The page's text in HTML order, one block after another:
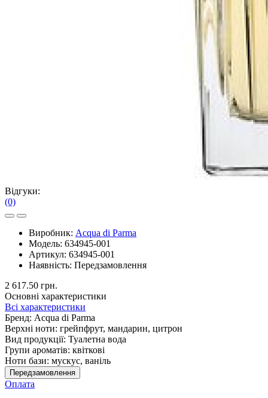
Відгуки:
(0)
Виробник: Acqua di Parma
Модель: 634945-001
Артикул: 634945-001
Наявність: Передзамовлення
2 617.50 грн.
Основні характеристики
Всі характеристики
Бренд: Acqua di Parma
Верхні ноти: грейпфрут, мандарин, цитрон
Вид продукції: Туалетна вода
Групи ароматів: квіткові
Ноти бази: мускус, ваніль
Передзамовлення
Оплата